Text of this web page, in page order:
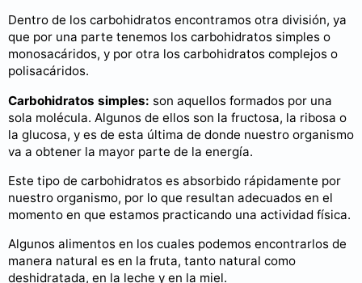
Dentro de los carbohidratos encontramos otra división, ya
que por una parte tenemos los carbohidratos simples o
monosacáridos, y por otra los carbohidratos complejos o
polisacáridos.
Carbohidratos simples: son aquellos formados por una
sola molécula. Algunos de ellos son la fructosa, la ribosa o
la glucosa, y es de esta última de donde nuestro organismo
va a obtener la mayor parte de la energía.
Este tipo de carbohidratos es absorbido rápidamente por
nuestro organismo, por lo que resultan adecuados en el
momento en que estamos practicando una actividad física.
Algunos alimentos en los cuales podemos encontrarlos de
manera natural es en la fruta, tanto natural como
deshidratada, en la leche y en la miel.